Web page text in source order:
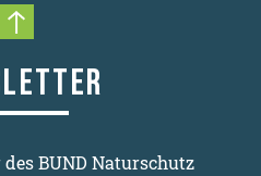
Nach oben scrollen
BUND Naturschutz